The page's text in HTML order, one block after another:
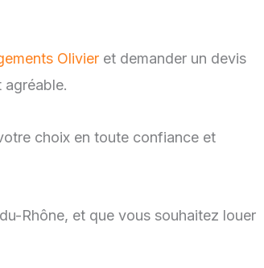
Olivier et demander un devis
choix en toute confiance et
Rhône, et que vous souhaitez louer